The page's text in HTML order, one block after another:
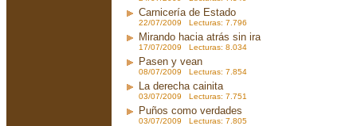
Carnicería de Estado
22/07/2009 Lecturas: 7.796
Mirando hacia atrás sin ira
17/07/2009 Lecturas: 8.034
Pasen y vean
08/07/2009 Lecturas: 7.854
La derecha cainita
03/07/2009 Lecturas: 7.751
Puños como verdades
03/07/2009 Lecturas: 7.805